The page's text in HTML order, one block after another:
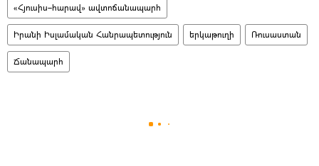
«Հյուսիս–հարավ» ավտոճանապարհ
Իրանի Իսլամական Հանրապետություն երկաթուղի Ռուսաստան
Ճանապարհ